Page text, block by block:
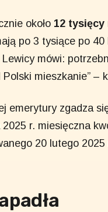
około 12 tysięcy
po 3 tysiące po
mówi:
mieszkanie” –
emerytury zgadza
2025 r. miesięczna
20 lutego 2025